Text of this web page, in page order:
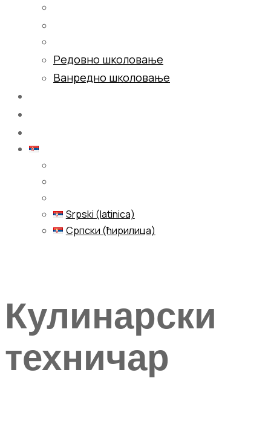
Редовно школовање
Ванредно школовање
Srpski (latinica)
Српски (ћирилица)
Кулинарски
техничар